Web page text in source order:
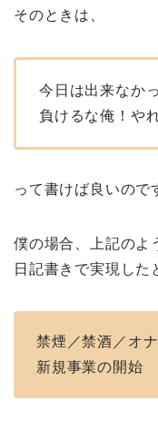
そのときは、
今日は出来なか
負けるな俺！や
って書けば良いので
僕の場合、上記のよ
日記書きで実現した
禁煙／禁酒／オ
新規事業の開始